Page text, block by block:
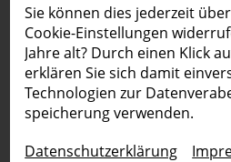
Sie können dies jederzeit
Cookie-Einstellungen
Jahre alt? Durch einen Klick
erklären Sie sich damit
Technologien zur
speicherung verwenden.
Datenschutzerklärung